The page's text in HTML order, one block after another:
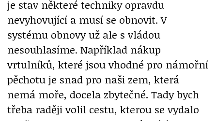
je stav některé techniky opravdu
nevyhovující a musí se obnovit. V
systému obnovy už ale s vládou
nesouhlasíme. Například nákup
vrtulníků, které jsou vhodné pro námořní
pěchotu je snad pro naši zem, která
nemá moře, docela zbytečné. Tady bych
třeba raději volil cestu, kterou se vydalo